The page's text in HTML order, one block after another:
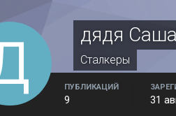
дядя Саша
Сталкеры
ПУБЛИКАЦИЙ
9 31